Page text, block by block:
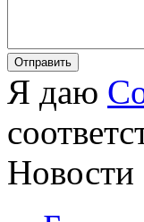
Я даю
Новости